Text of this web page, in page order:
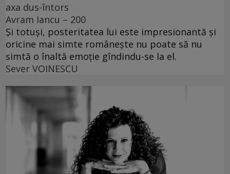
axa dus-întors
Avram Iancu – 200
Și totuși, posteritatea lui este impresionantă și
oricine mai simte românește nu poate să nu
simtă o înaltă emoție gîndindu-se la el.
Sever VOINESCU